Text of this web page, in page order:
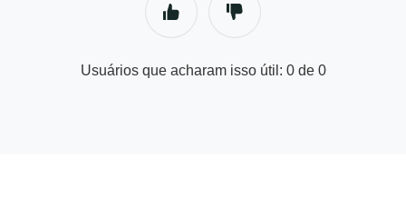
Usuários que acharam isso útil: 0 de 0